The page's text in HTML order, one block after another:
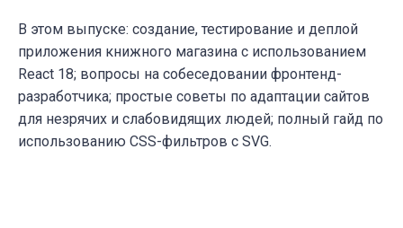
В этом выпуске: создание, тестирование и деплой
приложения книжного магазина с использованием
React 18; вопросы на собеседовании фронтенд-
разработчика; простые советы по адаптации сайтов
для незрячих и слабовидящих людей; полный гайд по
использованию CSS-фильтров с SVG.